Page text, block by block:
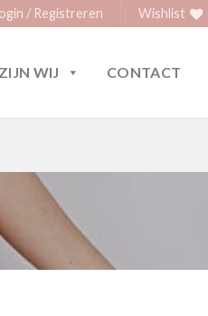
/ Registreren Wishlist
WIJ CONTACT